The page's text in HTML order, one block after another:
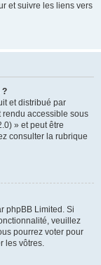
et suivre les liens vers
?
et distribué par
rendu accessible sous
» et peut être
consulter la rubrique
phpBB Limited. Si
veuillez
pourrez voter pour
les vôtres.